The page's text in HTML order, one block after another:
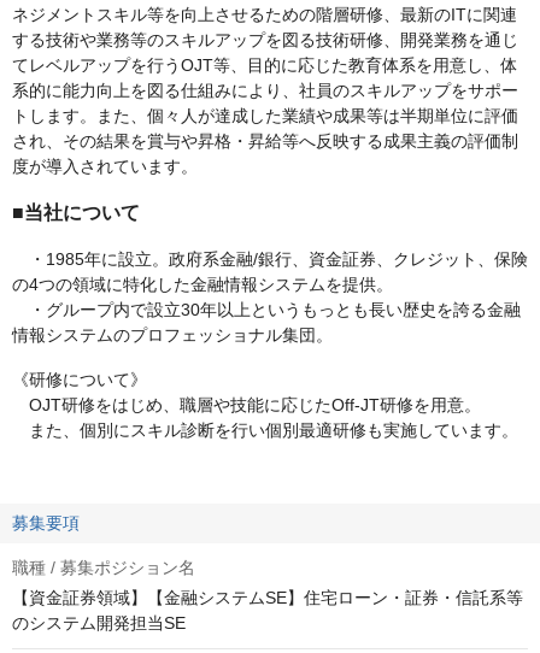
ネジメントスキル等を向上させるための階層研修、最新のITに関連
する技術や業務等のスキルアップを図る技術研修、開発業務を通じ
てレベルアップを行うOJT等、目的に応じた教育体系を用意し、体
系的に能力向上を図る仕組みにより、社員のスキルアップをサポー
トします。また、個々人が達成した業績や成果等は半期単位に評価
され、その結果を賞与や昇格・昇給等へ反映する成果主義の評価制
度が導入されています。
■当社について
・1985年に設立。政府系金融/銀行、資金証券、クレジット、保険
の4つの領域に特化した金融情報システムを提供。
・グループ内で設立30年以上というもっとも長い歴史を誇る金融
情報システムのプロフェッショナル集団。
《研修について》
OJT研修をはじめ、職層や技能に応じたOff-JT研修を用意。
また、個別にスキル診断を行い個別最適研修も実施しています。
募集要項
職種 / 募集ポジション名
【資金証券領域】【金融システムSE】住宅ローン・証券・信託系等
のシステム開発担当SE